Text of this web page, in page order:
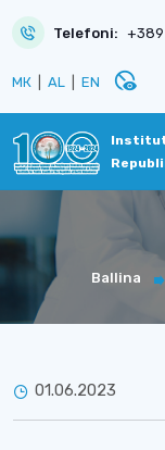
Telefoni: +389
МК AL EN disabled_visible
Ballina
01.06.2023